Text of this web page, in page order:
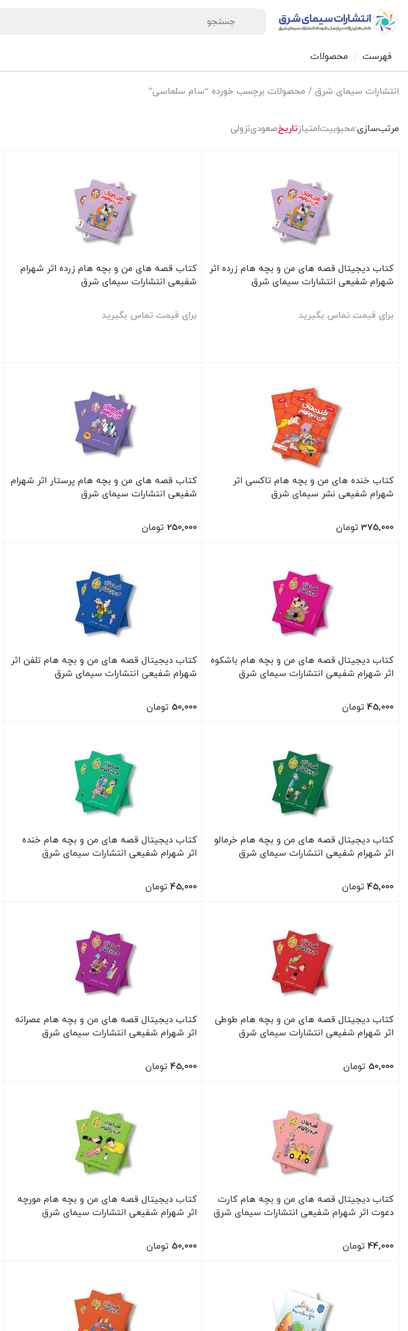
فهرست محصولات
انتشارات سیمای شرق / محصولات برچسب خورده “سام سلماسی”
مرتب‌سازی:محبوبیتامتیازتاریخصعودینزولی
کتاب دیجیتال قصه های من و بچه هام زرده اثر
شهرام شفیعی انتشارات سیمای شرق
برای قیمت تماس بگیرید
کتاب قصه های من و بچه هام زرده اثر شهرام
شفیعی انتشارات سیمای شرق
برای قیمت تماس بگیرید
کتاب خنده های من و بچه هام تاکسی اثر
شهرام شفیعی نشر سیمای شرق
375,000 تومان
کتاب قصه های من و بچه هام پرستار اثر شهرام
شفیعی انتشارات سیمای شرق
250,000 تومان
کتاب دیجیتال قصه های من و بچه هام باشکوه
اثر شهرام شفیعی انتشارات سیمای شرق
45,000 تومان
کتاب دیجیتال قصه های من و بچه هام تلفن اثر
شهرام شفیعی انتشارات سیمای شرق
50,000 تومان
کتاب دیجیتال قصه های من و بچه هام خرمالو
اثر شهرام شفیعی انتشارات سیمای شرق
45,000 تومان
کتاب دیجیتال قصه های من و بچه هام خنده
اثر شهرام شفیعی انتشارات سیمای شرق
45,000 تومان
کتاب دیجیتال قصه های من و بچه هام طوطی
اثر شهرام شفیعی انتشارات سیمای شرق
50,000 تومان
کتاب دیجیتال قصه های من و بچه هام عصرانه
اثر شهرام شفیعی انتشارات سیمای شرق
45,000 تومان
کتاب دیجیتال قصه های من و بچه هام کارت
دعوت اثر شهرام شفیعی انتشارات سیمای شرق
44,000 تومان
کتاب دیجیتال قصه های من و بچه هام مورچه
اثر شهرام شفیعی انتشارات سیمای شرق
50,000 تومان